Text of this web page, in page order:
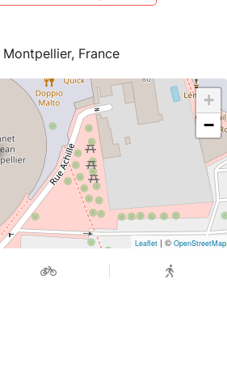
France
+
−
Leaflet | © OpenStreetMap